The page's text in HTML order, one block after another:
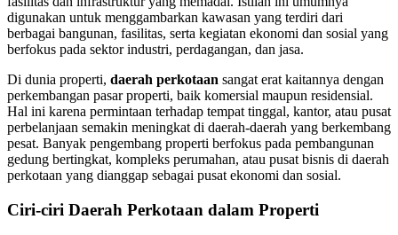
digunakan untuk menggambarkan kawasan yang terdiri dari
berbagai bangunan, fasilitas, serta kegiatan ekonomi dan sosial yang
berfokus pada sektor industri, perdagangan, dan jasa.
Di dunia properti, daerah perkotaan sangat erat kaitannya dengan
perkembangan pasar properti, baik komersial maupun residensial.
Hal ini karena permintaan terhadap tempat tinggal, kantor, atau pusat
perbelanjaan semakin meningkat di daerah-daerah yang berkembang
pesat. Banyak pengembang properti berfokus pada pembangunan
gedung bertingkat, kompleks perumahan, atau pusat bisnis di daerah
perkotaan yang dianggap sebagai pusat ekonomi dan sosial.
Ciri-ciri Daerah Perkotaan dalam Properti